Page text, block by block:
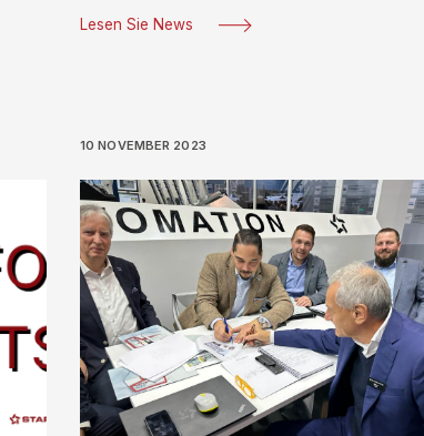
Lesen Sie News
10 NOVEMBER 2023